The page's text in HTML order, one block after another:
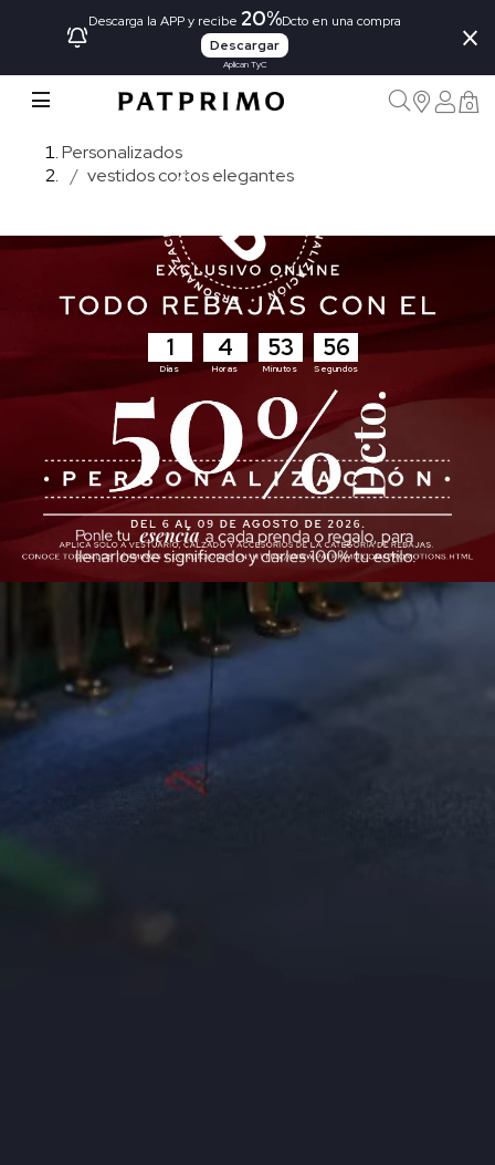
Descarga la APP y recibe 20%Dcto en una compra
Descargar
Aplican TyC
×
0
Personalizados
vestidos cortos elegantes
1
Días
4
Horas
53
Minutos
56
Segundos